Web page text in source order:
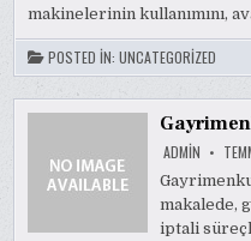
makinelerinin kullanımını,
POSTED IN:UNCATEGORIZED
ADMIN
makalede,
iptali